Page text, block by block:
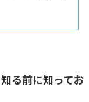
る前に知ってお